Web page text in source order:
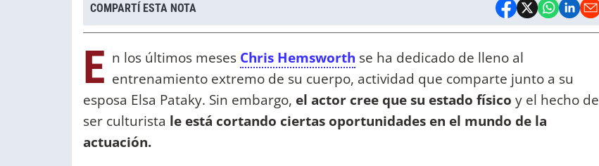
COMPARTÍ ESTA NOTA
E n los últimos meses Chris Hemsworth se ha dedicado de lleno al
entrenamiento extremo de su cuerpo, actividad que comparte junto a su
esposa Elsa Pataky. Sin embargo, el actor cree que su estado físico y el hecho de
ser culturista le está cortando ciertas oportunidades en el mundo de la
actuación.